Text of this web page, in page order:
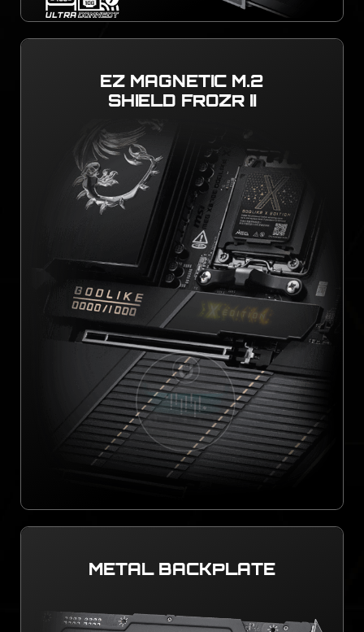
EZ MAGNETIC M.2
SHIELD FROZR II
METAL BACKPLATE